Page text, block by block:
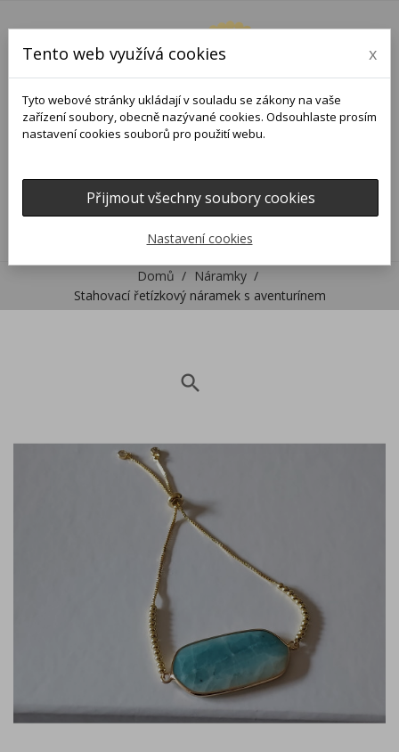
Domů
Náramky
Stahovací řetízkový náramek s aventurínem
search
Tento web využívá cookies x
Tyto webové stránky ukládají v souladu se zákony na vaše
zařízení soubory, obecně nazývané cookies. Odsouhlaste prosím
nastavení cookies souborů pro použití webu.
Přijmout všechny soubory cookies
Nastavení cookies